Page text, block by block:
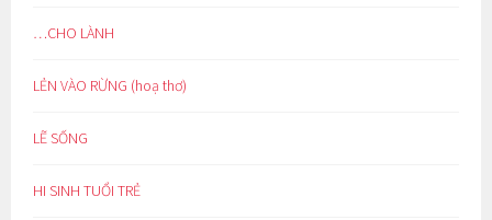
…CHO LÀNH
LẺN VÀO RỪNG (hoạ thơ)
LẼ SỐNG
HI SINH TUỔI TRẺ